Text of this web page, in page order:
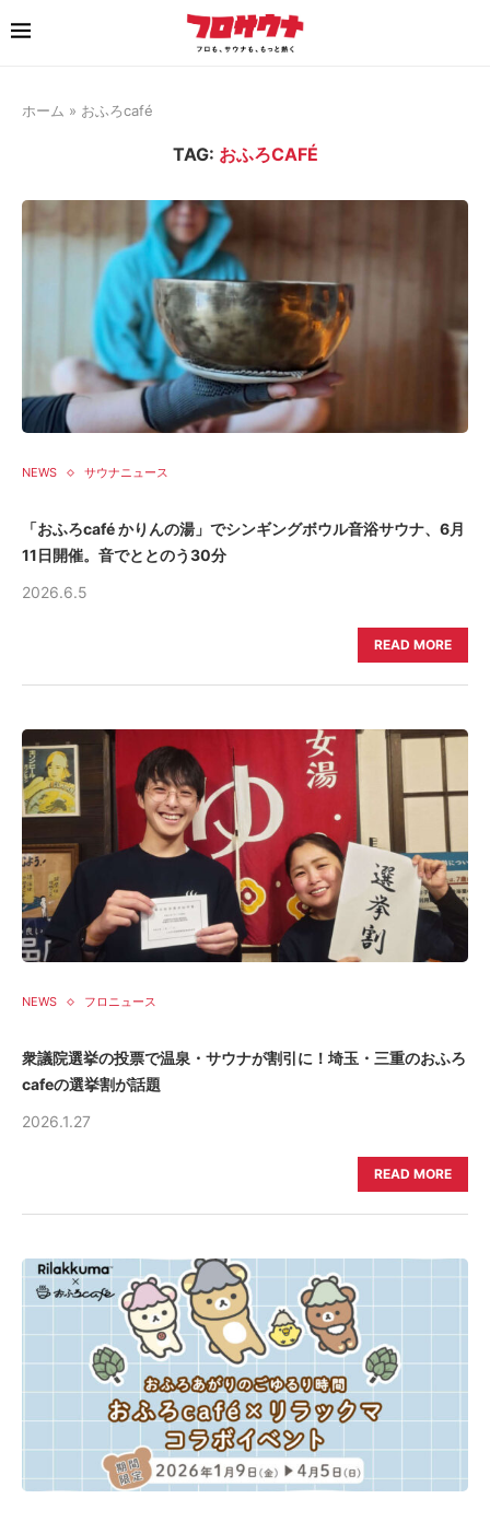
ホーム » おふろcafé
TAG: おふろCAFÉ
NEWS サウナニュース
「おふろcafé かりんの湯」でシンギングボウル音浴サウナ、6月
11日開催。音でととのう30分
2026.6.5
READ MORE
NEWS フロニュース
衆議院選挙の投票で温泉・サウナが割引に！埼玉・三重のおふろ
cafeの選挙割が話題
2026.1.27
READ MORE